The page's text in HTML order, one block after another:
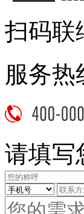
扫码联
服务热
请填写